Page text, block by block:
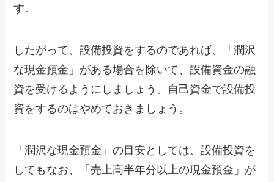
す。
したがって、設備投資をするのであれば、「潤沢
な現金預金」がある場合を除いて、設備資金の融
資を受けるようにしましょう。自己資金で設備投
資をするのはやめておきましょう。
「潤沢な現金預金」の目安としては、設備投資を
してもなお、「売上高半年分以上の現金預金」が